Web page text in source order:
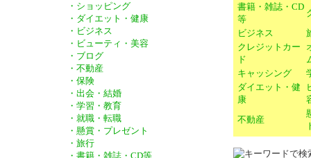
・ショッピング
・ダイエット・健康
・ビジネス
・ビューティ・美容
・ブログ
・不動産
・保険
・出会・結婚
・学習・教育
・就職・転職
・懸賞・プレゼント
・旅行
・書籍・雑誌・CD等
書籍・雑誌・CD
等
ビジネス
クレジットカー
ド
キャッシング
ダイエット・健
康
不動産